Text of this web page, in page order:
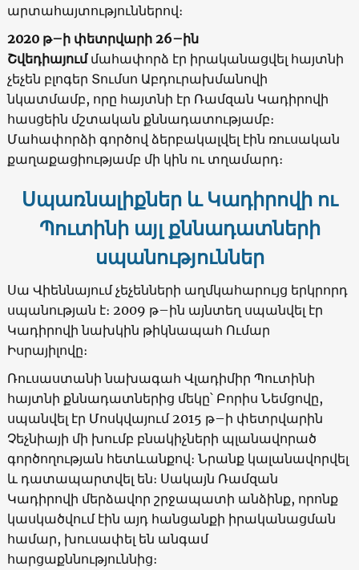
արտահայտություններով։
2020 թ–ի փետրվարի 26–ին
Շվեդիայումմահափորձ էր իրականացվել հայտնի
չեչեն բլոգեր Տումսո Աբդուրախմանովի
նկատմամբ, որը հայտնի էր Ռամզան Կադիրովի
հասցեին մշտական քննադատությամբ։
Մահափորձի գործով ձերբակալվել էին ռուսական
քաղաքացիությամբ մի կին ու տղամարդ։
Սպառնալիքներ և Կադիրովի ու
Պուտինի այլ քննադատների
սպանություններ
Սա Վիեննայում չեչենների աղմկահարույց երկրորդ
սպանության է։ 2009 թ–ին այնտեղ սպանվել էր
Կադիրովի նախկին թիկնապահ Ումար
Իսրայիլովը։
Ռուսաստանի նախագահ Վլադիմիր Պուտինի
հայտնի քննադատներից մեկը՝ Բորիս Նեմցովը,
սպանվել էր Մոսկվայում 2015 թ–ի փետրվարին
Չեչնիայի մի խումբ բնակիչների պլանավորած
գործողության հետևանքով։ Նրանք կալանավորվել
և դատապարտվել են։ Սակայն Ռամզան
Կադիրովի մերձավոր շրջապատի անձինք, որոնք
կասկածվում էին այդ հանցանքի իրականացման
համար, խուսափել են անգամ
հարցաքննություննից։